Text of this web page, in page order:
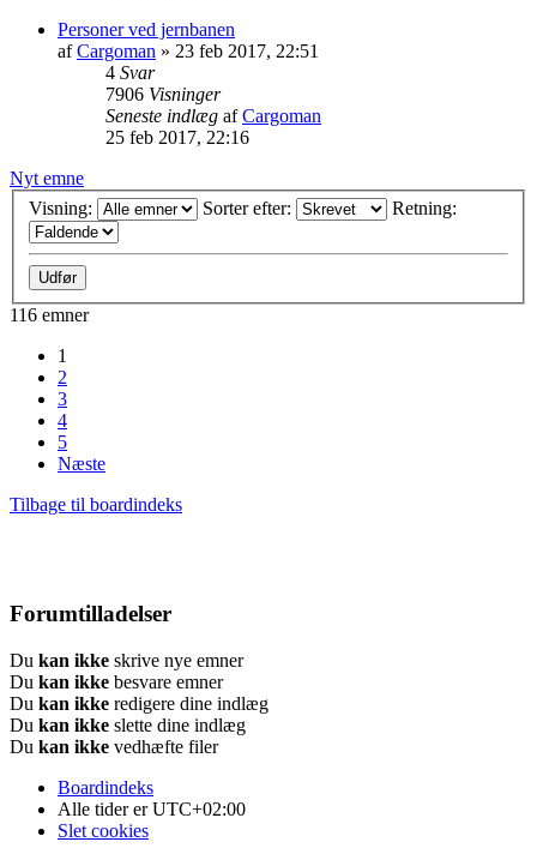
Personer ved jernbanen
afCargoman » 23 feb 2017, 22:51
4 Svar
7906 Visninger
Seneste indlæg afCargoman
25 feb 2017, 22:16
Nyt emne
Visning:
Sorter efter: Retning:
116 emner
1
2
3
4
5
Næste
Tilbage til boardindeks
Forumtilladelser
Du kan ikke skrive nye emner
Du kan ikke besvare emner
Du kan ikke redigere dine indlæg
Du kan ikke slette dine indlæg
Du kan ikke vedhæfte filer
Boardindeks
Alle tider erUTC+02:00
Slet cookies